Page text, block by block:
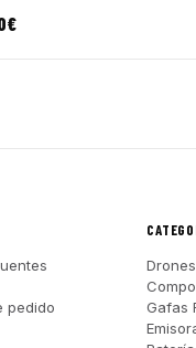
€
pedido
Gafas